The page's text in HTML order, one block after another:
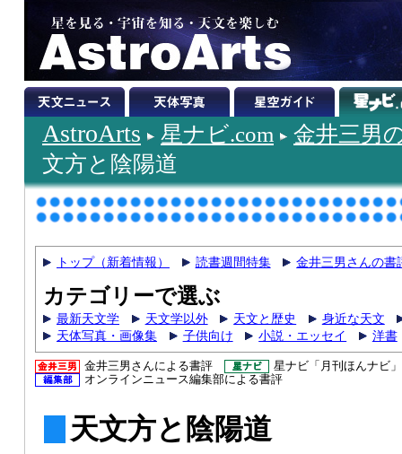
AstroArts 星ナビ.com
金井三男
文方と陰陽道
トップ（新着情報） 読書週間特集 金井三男さんの書
カテゴリーで選ぶ
最新天文学 天文学以外 天文と歴史
身近な天文
天体写真・画像集
子供向け 小説・エッセイ 洋書
金井三男さんによる書評
星ナビ「月刊ほんナビ
オンラインニュース編集部による書評
天文方と陰陽道